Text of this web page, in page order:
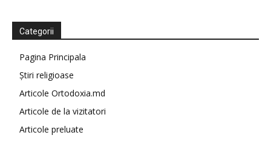
Categorii
Pagina Principala
Știri religioase
Articole Ortodoxia.md
Articole de la vizitatori
Articole preluate